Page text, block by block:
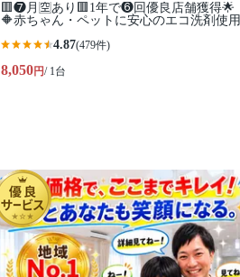
🟥❼月🈳あり🟥1年で❻回優良店舗獲得🌟
🔶赤ちゃん・ペットに安心のエコ洗剤使用
4.87(479件)
8,050円/ 1台